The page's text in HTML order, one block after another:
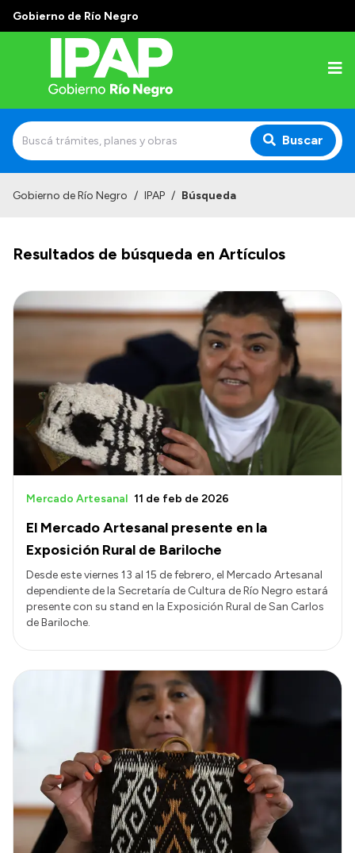
Gobierno de Río Negro
Buscar
El IPAP
Autoridades
Alumnos
Docentes y Capacitadores
Delegaciones
Normativa
Accesos directos
SIU GUARANÍ
TECNICATURAS
CAPACITACIONES
Gobierno de Río Negro / IPAP / Búsqueda
Resultados de búsqueda en Artículos
El Mercado Artesanal presente en la
Exposición Rural de Bariloche
Mercado Artesanal 11 de feb de 2026
Desde este viernes 13 al 15 de febrero, el Mercado Artesanal
dependiente de la Secretaría de Cultura de Río Negro estará
presente con su stand en la Exposición Rural de San Carlos
de Bariloche.